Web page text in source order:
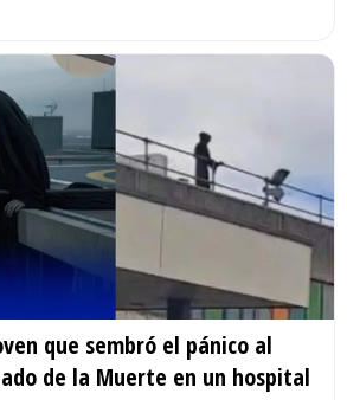
que sembró el pánico al
de la Muerte en un hospital